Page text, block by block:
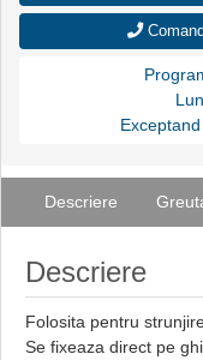
Descriere
Descriere
Folosita pentru
Se fixeaza direct pe